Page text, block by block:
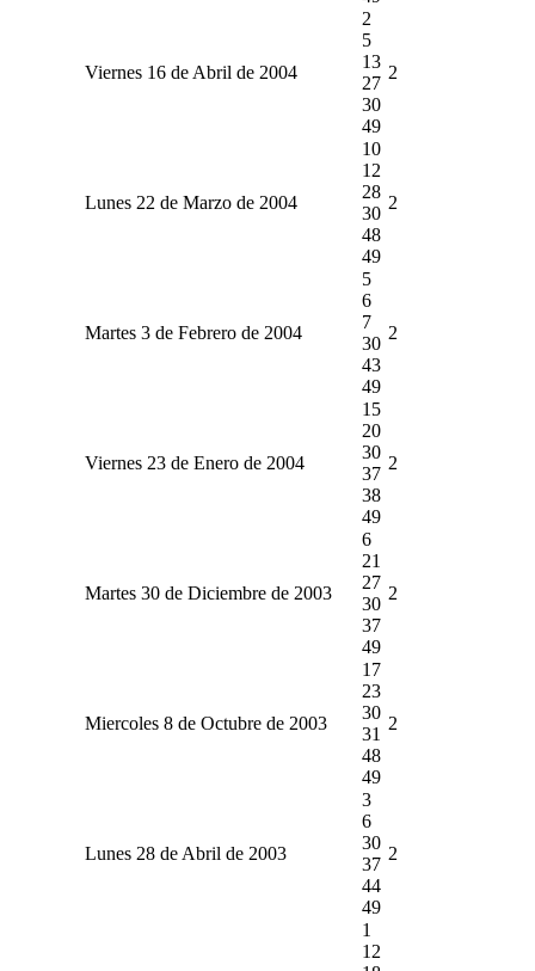
Viernes 16 de Abril de 2004
2
5
13
27
30
49
2
Lunes 22 de Marzo de 2004
10
12
28
30
48
49
2
Martes 3 de Febrero de 2004
5
6
7
30
43
49
2
Viernes 23 de Enero de 2004
15
20
30
37
38
49
2
Martes 30 de Diciembre de 2003
6
21
27
30
37
49
2
Miercoles 8 de Octubre de 2003
17
23
30
31
48
49
2
Lunes 28 de Abril de 2003
3
6
30
37
44
49
2
1
12